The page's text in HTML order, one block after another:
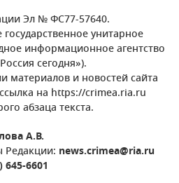
Эл № ФС77-57640.
унитарное
информационное агентство
сегодня»).
материалов и новостей сайта
на https://crimea.ria.ru
абзаца текста.
А.В.
Редакции: news.crimea@ria.ru
645-6601